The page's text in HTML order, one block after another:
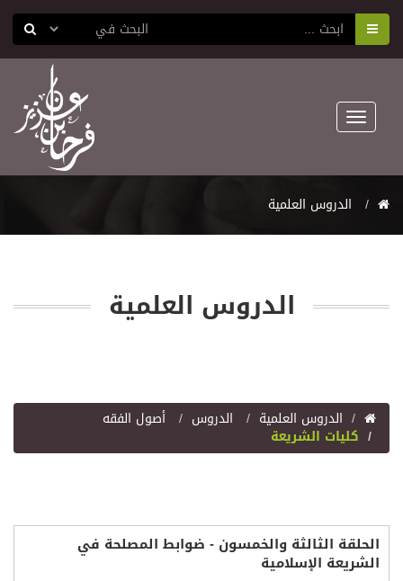
Toggle
navigation
اﻟﺪﺭﻭﺱ اﻟﻌﻠﻤﻴﺔ
اﻟﺪﺭﻭﺱ اﻟﻌﻠﻤﻴﺔ
اﻟﺪﺭﻭﺱ اﻟﻌﻠﻤﻴﺔ الدروس أصول الفقه
كليات الشريعة
الحلقة الثالثة والخمسون - ضوابط المصلحة في
الشريعة الإسلامية